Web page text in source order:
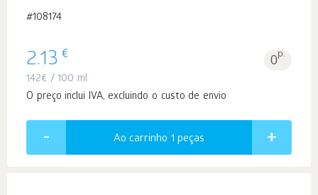
#108174
2.13 € 0p.
142€ / 100 ml
O preço inclui IVA, excluindo o custo de envio
Ao carrinho 1 peças